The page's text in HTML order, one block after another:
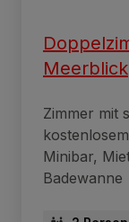
Meerblick
Zimmer mit
Minibar,
Badewanne